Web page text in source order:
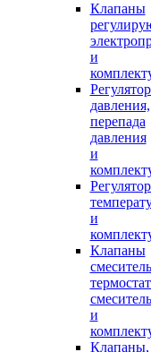
Клапаны
и
давления,
перепада
давления
и
и
Клапаны
и
Клапаны,